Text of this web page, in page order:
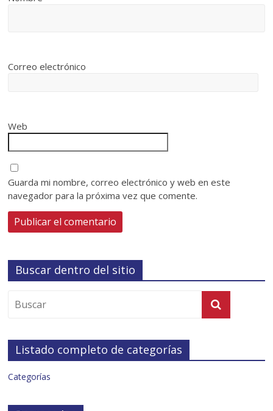
Correo electrónico
Web
Guarda mi nombre, correo electrónico y web en este
navegador para la próxima vez que comente.
Buscar dentro del sitio
Listado completo de categorías
Categorías